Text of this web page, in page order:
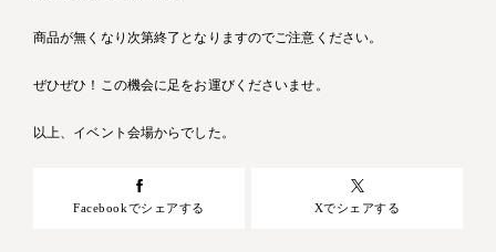
商品が無くなり次第終了となりますのでご注意ください。
ぜひぜひ！この機会に足をお運びくださいませ。
以上、イベント会場からでした。
Facebookでシェアする Xでシェアする